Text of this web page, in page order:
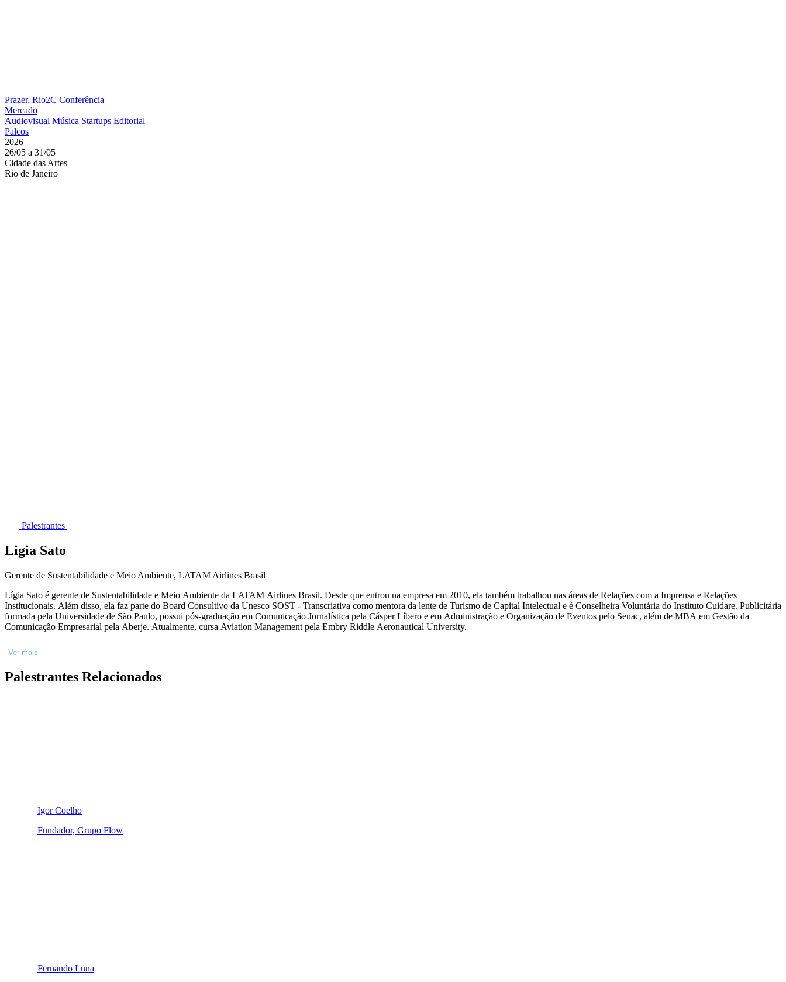
Prazer, Rio2C Conferência
Mercado
Audiovisual Música Startups Editorial
Palcos
2026
26/05 a 31/05
Cidade das Artes
Rio de Janeiro
Palestrantes
Ligia Sato
Gerente de Sustentabilidade e Meio Ambiente, LATAM Airlines Brasil
Lígia Sato é gerente de Sustentabilidade e Meio Ambiente da LATAM Airlines Brasil. Desde que entrou na empresa em 2010, ela também trabalhou nas áreas de Relações com a Imprensa e Relações
Institucionais. Além disso, ela faz parte do Board Consultivo da Unesco SOST - Transcriativa como mentora da lente de Turismo de Capital Intelectual e é Conselheira Voluntária do Instituto Cuidare. Publicitária
formada pela Universidade de São Paulo, possui pós-graduação em Comunicação Jornalística pela Cásper Líbero e em Administração e Organização de Eventos pelo Senac, além de MBA em Gestão da
Comunicação Empresarial pela Aberje. Atualmente, cursa Aviation Management pela Embry Riddle Aeronautical University.
Ver mais
Palestrantes Relacionados
Igor Coelho
Fundador, Grupo Flow
Fernando Luna